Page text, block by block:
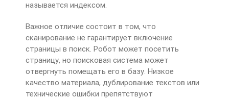
называется индексом.
Важное отличие состоит в том, что
сканирование не гарантирует включение
страницы в поиск. Робот может посетить
страницу, но поисковая система может
отвергнуть помещать его в базу. Низкое
качество материала, дублирование текстов или
технические ошибки препятствуют